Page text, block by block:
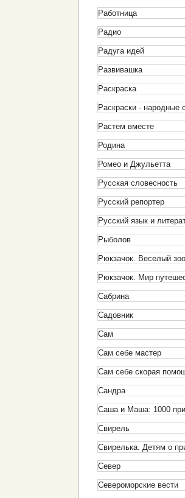
Работница
Радио
Радуга идей
Развивашка
Раскраска
Раскраски - народные
Растем вместе
Родина
Ромео и Джульетта
Русская словесность
Русский репортер
Русский язык и
Рыболов
Рюкзачок. Веселый
Рюкзачок. Мир
Сабрина
Садовник
Сам
Сам себе мастер
Сам себе скорая
Сандра
Саша и Маша: 1000
Свирель
Свирелька. Детям о
Север
Североморские вести